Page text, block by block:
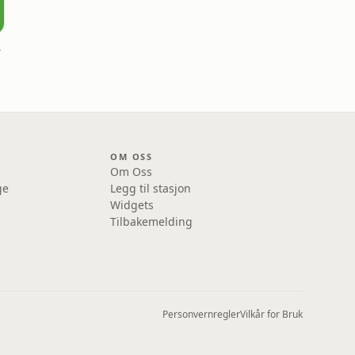
OM OSS
Om Oss
Legg til stasjon
Widgets
Tilbakemelding
PersonvernreglerVilkår for Bruk